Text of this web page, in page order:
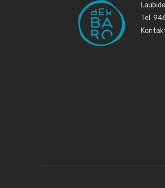
Tel.